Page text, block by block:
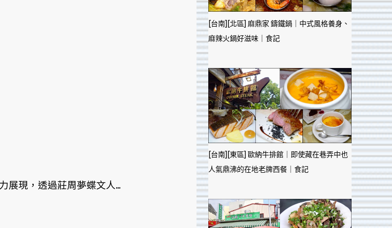
展現，透過莊周夢蝶文人...
[台南][北區] 麻鼎家 鑄鐵鍋｜中式風格養身、
麻辣火鍋好滋味｜食記
[台南][東區] 歐納牛排館｜即使藏在巷弄中也
人氣鼎沸的在地老牌西餐｜食記